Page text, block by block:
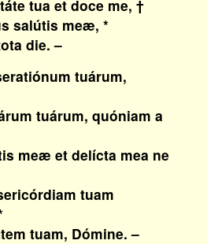
tua et doce me, †
salútis meæ, *
die. –
tuárum,
tuárum, quóniam a
meæ et delícta mea ne
tuam
tuam, Dómine. –